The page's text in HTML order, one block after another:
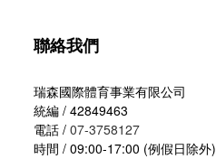
聯絡我們
瑞森國際體育事業有限公司
統編 / 42849463
電話 / 07-3758127
時間 / 09:00-17:00 (例假日除外)